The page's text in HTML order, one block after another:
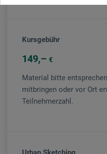
Kursgebühr
149 €
Material bitte
mitbringen oder vor Ort
Teilnehmerzahl.